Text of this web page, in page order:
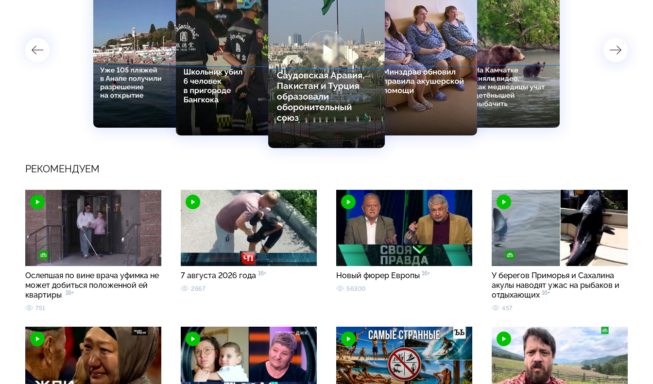
РЕКОМЕНДУЕМ
Ослепшая по вине врача уфимка не
может добиться положенной ей
квартиры
16+
751
7 августа 2026 года 16+
2667
Новый фюрер Европы 16+
56300
У берегов Приморья и Сахалина
акулы наводят ужас на рыбаков и
отдыхающих 16+
457